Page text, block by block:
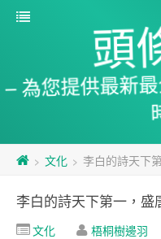
頭
– 為您提供最新
> 文化 > 李白的詩天下
李白的詩天下第一，盛
文化 梧桐樹邊羽